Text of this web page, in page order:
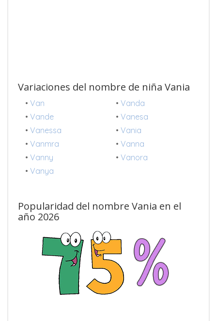
Variaciones del nombre de niña Vania
• Van • Vanda
• Vande • Vanesa
• Vanessa • Vania
• Vanmra • Vanna
• Vanny • Vanora
• Vanya
Popularidad del nombre Vania en el
año 2026